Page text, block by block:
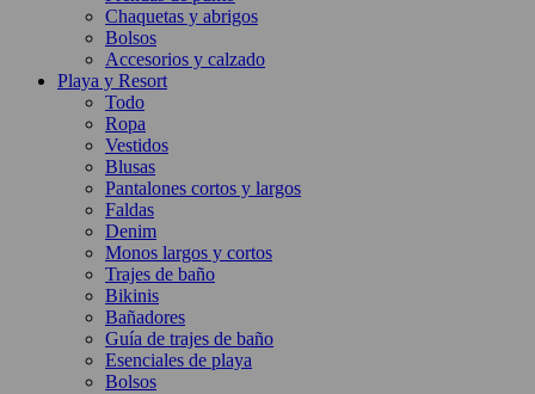
Chaquetas y abrigos
Bolsos
Accesorios y calzado
Playa y Resort
Todo
Ropa
Vestidos
Blusas
Pantalones cortos y largos
Faldas
Denim
Monos largos y cortos
Trajes de baño
Bikinis
Bañadores
Guía de trajes de baño
Esenciales de playa
Bolsos